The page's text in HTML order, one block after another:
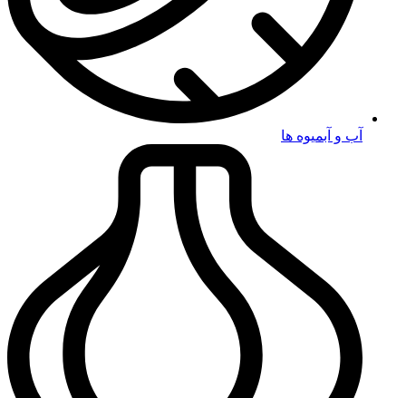
آب و آبمیوه ها